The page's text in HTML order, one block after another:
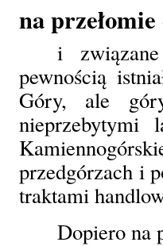
na
i
pewnością
Góry, ale góry
nieprzebytymi
przedgórzach i
traktami
Dopiero na